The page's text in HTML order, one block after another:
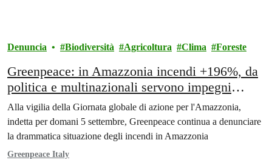
Denuncia Biodiversità Agricoltura Clima Foreste
Greenpeace: in Amazzonia incendi +196%, da
politica e multinazionali servono impegni
concreti
Alla vigilia della Giornata globale di azione per l'Amazzonia,
indetta per domani 5 settembre, Greenpeace continua a denunciare
la drammatica situazione degli incendi in Amazzonia
Greenpeace Italy